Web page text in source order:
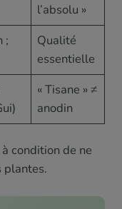
l’absolu »
;
Qualité
essentielle
« Tisane » ≠
anodin
condition de ne
plantes.